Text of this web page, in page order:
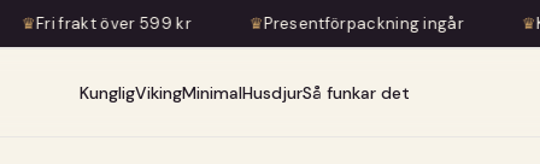
599 kr ♛Presentförpackning ingår ♛Konstnärlig
KungligVikingMinimalHusdjurSå funkar det